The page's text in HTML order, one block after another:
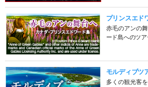
プリンスエド
赤毛のアンの
ード島へのツア
モルディブツ
多くの観光客